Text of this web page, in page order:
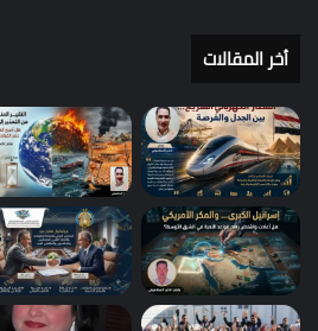
أخر المقالات